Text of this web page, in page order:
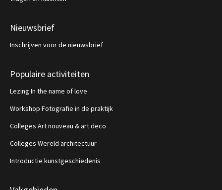
Nieuwsbrief
Inschrijven voor de nieuwsbrief
Populaire activiteiten
Lezing In the name of love
Workshop Fotografie in de praktijk
Colleges Art nouveau & art deco
Colleges Wereld architectuur
Introductie kunstgeschiedenis